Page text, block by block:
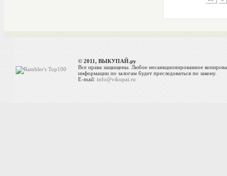
© 2011, ВЫКУПАЙ.ру
Все права защищены. Любое несанкционированное
информации по залогам будет преследоваться по закону.
E-mail:info@vikupai.ru